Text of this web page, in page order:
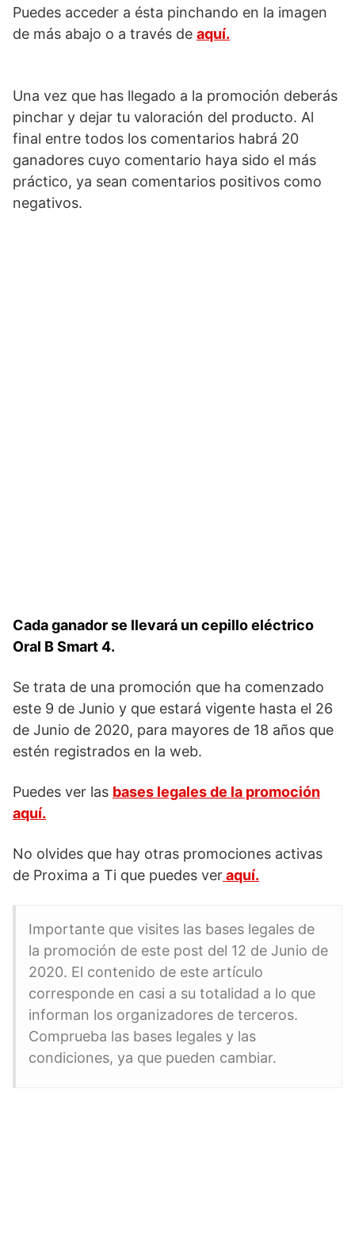
Puedes acceder a ésta pinchando en la imagen
de más abajo o a través de aquí.
Una vez que has llegado a la promoción deberás
pinchar y dejar tu valoración del producto. Al
final entre todos los comentarios habrá 20
ganadores cuyo comentario haya sido el más
práctico, ya sean comentarios positivos como
negativos.
Cada ganador se llevará un cepillo eléctrico
Oral B Smart 4.
Se trata de una promoción que ha comenzado
este 9 de Junio y que estará vigente hasta el 26
de Junio de 2020, para mayores de 18 años que
estén registrados en la web.
Puedes ver las bases legales de la promoción
aquí.
No olvides que hay otras promociones activas
de Proxima a Ti que puedes veraquí.
Importante que visites las bases legales de
la promoción de este post del 12 de Junio de
2020. El contenido de este artículo
corresponde en casi a su totalidad a lo que
informan los organizadores de terceros.
Comprueba las bases legales y las
condiciones, ya que pueden cambiar.